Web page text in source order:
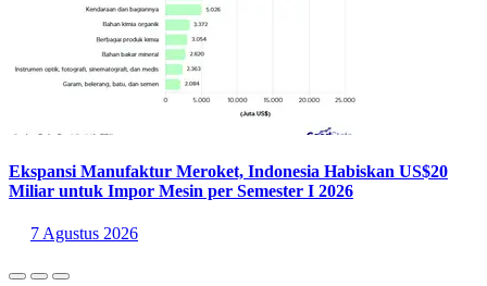
Ekspansi Manufaktur Meroket, Indonesia Habiskan US$20
Miliar untuk Impor Mesin per Semester I 2026
7 Agustus 2026